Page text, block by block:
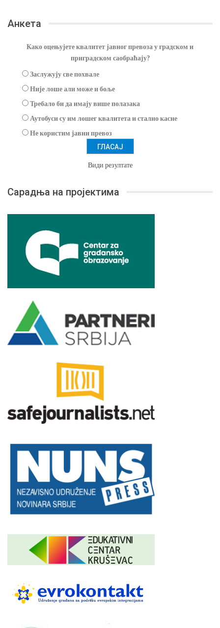
Анкета
Како оцењујете квалитет јавног превоза у градском и
приградском саобраћају?
Заслужују све похвале
Није лоше али може и боље
Требало би да имају више полазака
Аутобуси су им лошег квалитета и стално касне
Не користим јавни превоз
Види резултате
Сарадња на пројектима